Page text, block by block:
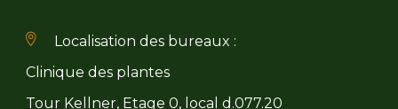
Localisation des bureaux :
Clinique des plantes
Tour Kellner, Etage 0, local d.077.20